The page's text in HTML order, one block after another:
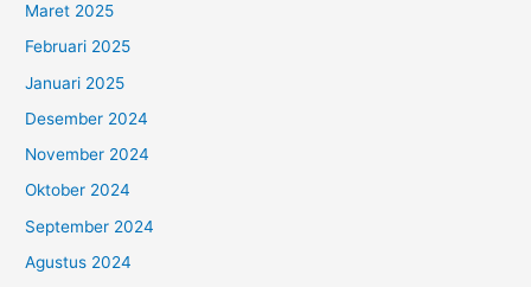
Maret 2025
Februari 2025
Januari 2025
Desember 2024
November 2024
Oktober 2024
September 2024
Agustus 2024